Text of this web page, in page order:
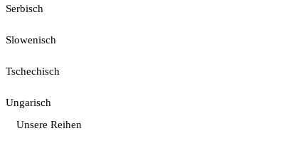
Serbisch
Slowenisch
Tschechisch
Ungarisch
Unsere Reihen